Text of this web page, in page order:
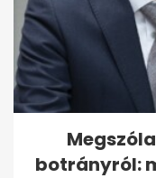
botrányról: